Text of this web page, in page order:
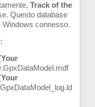
Track of the
Questo database
Windows connesso.